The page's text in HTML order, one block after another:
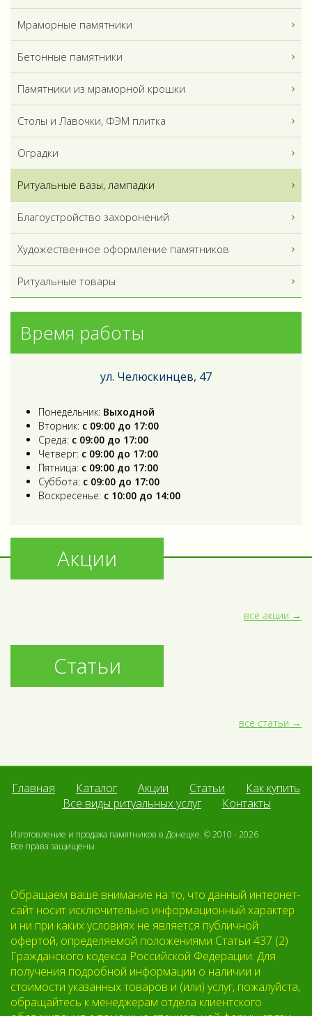
Мраморные памятники
Бетонные памятники
Памятники из мраморной крошки
Столы и Лавочки, ФЭМ плитка
Оградки
Ритуальные вазы, лампадки
Благоустройство захоронений
Художественное оформление памятников
Ритуальные товары
Время работы
ул. Челюскинцев, 47
Понедельник: Выходной
Вторник: с 09:00 до 17:00
Среда: с 09:00 до 17:00
Четверг: с 09:00 до 17:00
Пятница: с 09:00 до 17:00
Суббота: с 09:00 до 17:00
Воскресенье: с 10:00 до 14:00
Акции
все акции
Статьи
все статьи
Главная Каталог Акции Статьи
Как купить
Все виды ритуальных услуг
Контакты
Изготовление и продажа памятников в Донецке. © 2010 - 2026
Все права защищены
Обращаем ваше внимание на то, что данный интернет-
сайт носит исключительно информационный характер
и ни при каких условиях не является публичной
офертой, определяемой положениями Статьи 437 (2)
Гражданского кодекса Российской Федерации. Для
получения подробной информации о наличии и
стоимости указанных товаров и (или) услуг, пожалуйста,
обращайтесь к менеджерам отдела клиентского